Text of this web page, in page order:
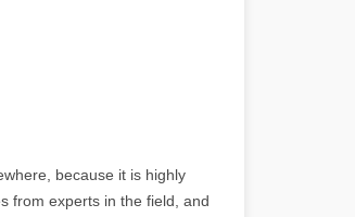
because it is highly
from experts in the field, and